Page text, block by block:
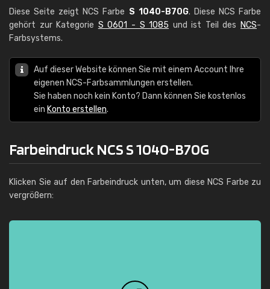
Diese Seite zeigt NCS Farbe S 1040-B70G. Diese NCS Farbe
gehört zur Kategorie S 0601 - S 1085 und ist Teil des NCS-
Farbsystems.
Auf dieser Website können Sie mit einem Account Ihre
eigenen NCS-Farbsammlungen erstellen.
Sie haben noch kein Konto? Dann können Sie kostenlos
ein Konto erstellen.
Farbeindruck NCS S 1040-B70G
Klicken Sie auf den Farbeindruck unten, um diese NCS Farbe zu
vergrößern: